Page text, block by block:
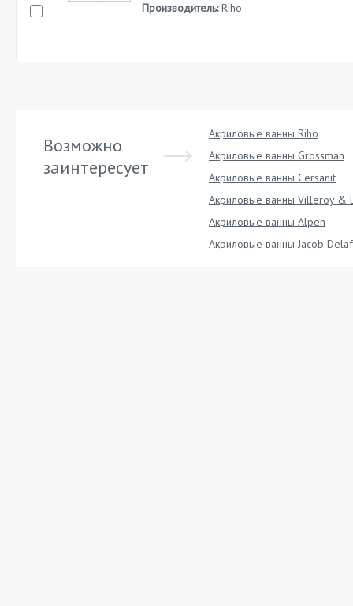
Производитель: Riho
Возможно
заинтересует
Акриловые ванны Riho
Акриловые ванны Grossman
Акриловые ванны Cersanit
Акриловые ванны Villeroy &
Акриловые ванны Alpen
Акриловые ванны Jacob